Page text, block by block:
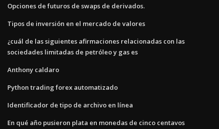
Opciones de futuros de swaps de derivados.
Tipos de inversión en el mercado de valores
¿cuál de las siguientes afirmaciones relacionadas con las
sociedades limitadas de petróleo y gas es
Anthony caldaro
Python trading forex automatizado
Identificador de tipo de archivo en línea
En qué año pusieron plata en monedas de cinco centavos